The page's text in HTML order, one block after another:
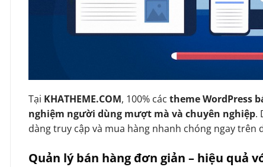
Tại KHATHEME.COM, 100% các theme WordPress
nghiệm người dùng mượt mà và chuyên nghiệp.
dàng truy cập và mua hàng nhanh chóng ngay trên
Quản lý bán hàng đơn giản – hiệu quả